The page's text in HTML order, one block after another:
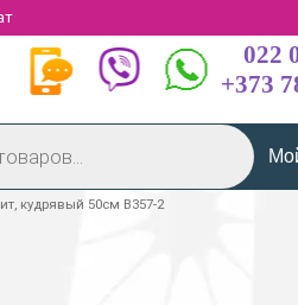
022
+373
кудрявый 50см B357-2